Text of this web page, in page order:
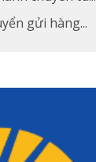
gửi hàng...